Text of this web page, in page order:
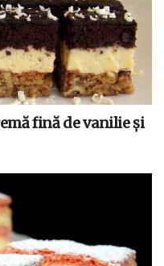
fină de vanilie și